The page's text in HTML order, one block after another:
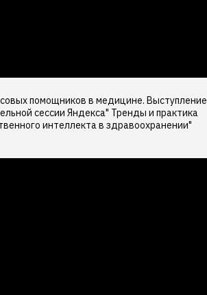
помощников в медицине. Выступление
сессии Яндекса" Тренды и практика
интеллекта в здравоохранении"